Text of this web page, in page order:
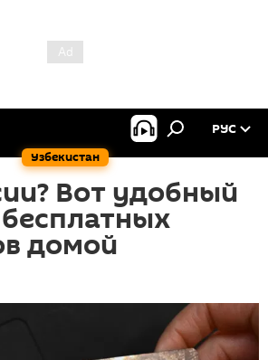
Узбекистан
РУС
Вот удобный
домой